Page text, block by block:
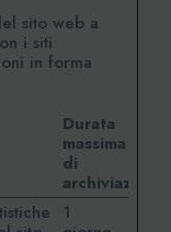
sito web a
i siti
in forma
Durata
massima
di
archiviazione
1